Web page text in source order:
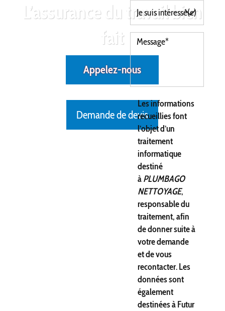
L’assurance du travail bien
fait
Appelez-nous
Demande de devis
Les informations
recueillies font
l’objet d’un
traitement
informatique
destiné
àPLUMBAGO
NETTOYAGE,
responsable du
traitement, afin
de donner suite à
votre demande
et de vous
recontacter. Les
données sont
également
destinées à Futur